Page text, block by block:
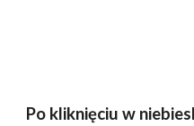
Po kliknięciu w